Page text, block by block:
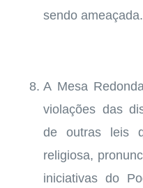
sendo ameaçada.
A Mesa
violações das
de outras leis
religiosa,
iniciativas do